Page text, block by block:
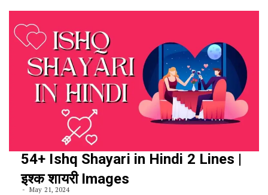
54+ Ishq Shayari in Hindi 2 Lines |
इश्क शायरी Images
May 21, 2024